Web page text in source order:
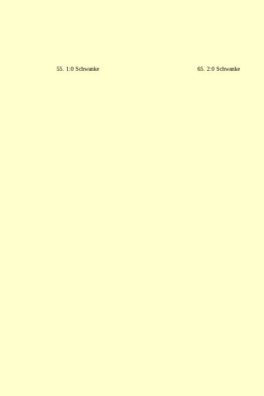
55. 1:0 Schwanke 65. 2:0 Schwanke